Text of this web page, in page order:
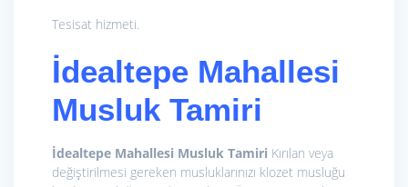
Tesisat hizmeti.
İdealtepe Mahallesi
Musluk Tamiri
İdealtepe Mahallesi Musluk Tamiri Kırılan veya
değiştirilmesi gereken musluklarınızı klozet musluğu